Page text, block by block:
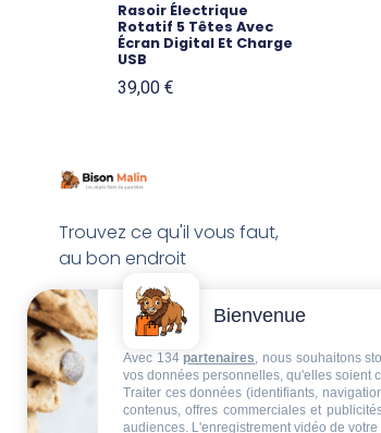
Rasoir Électrique
Rotatif 5 Têtes Avec
Écran Digital Et Charge
USB
39,00 €
Trouvez ce qu'il vous faut,
au bon endroit
Bienvenue
Avec 134 partenaires, nous souhaitons
vos données personnelles, qu'elles soient
Traiter ces données (identifiants,
contenus, offres commerciales et
audiences. L'enregistrement vidéo de